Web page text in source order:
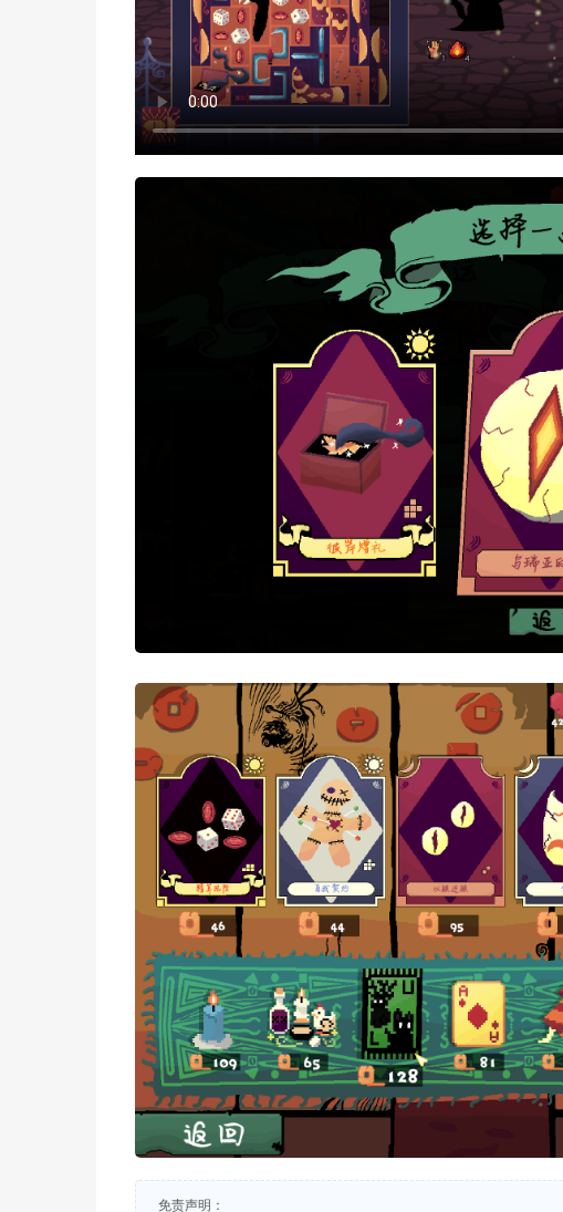
免责声明：